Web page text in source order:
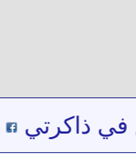
***